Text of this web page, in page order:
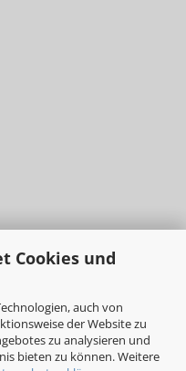
Cookies und
auch von
der Website zu
zu analysieren und
bieten zu können. Weitere